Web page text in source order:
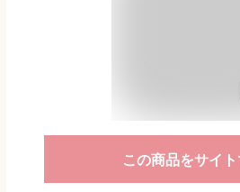
この商品をサイ